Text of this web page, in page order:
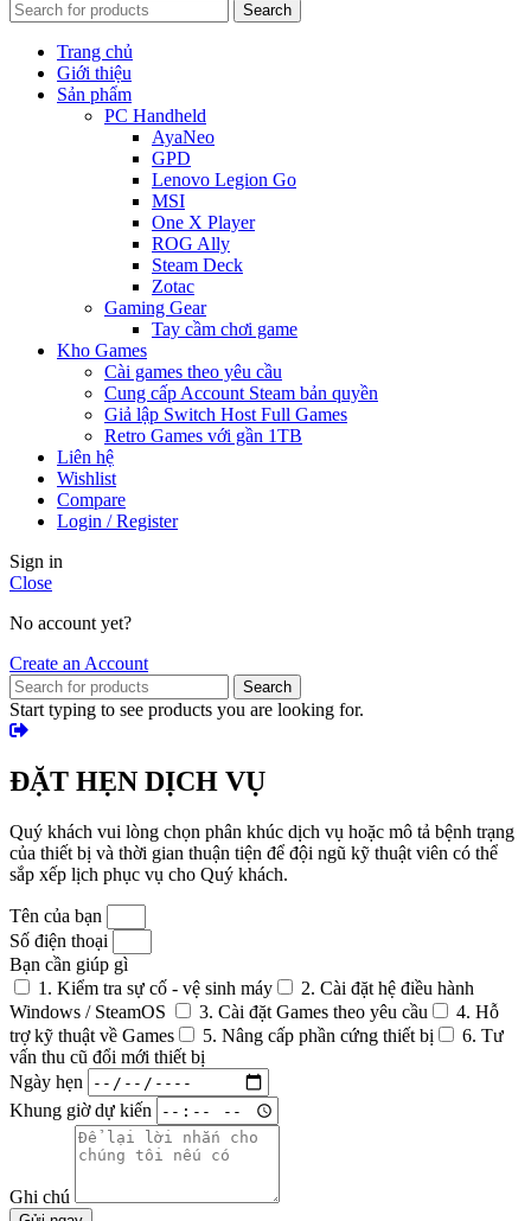
Search
Trang chủ
Giới thiệu
Sản phẩm
PC Handheld
AyaNeo
GPD
Lenovo Legion Go
MSI
One X Player
ROG Ally
Steam Deck
Zotac
Gaming Gear
Tay cầm chơi game
Kho Games
Cài games theo yêu cầu
Cung cấp Account Steam bản quyền
Giả lập Switch Host Full Games
Retro Games với gần 1TB
Liên hệ
Wishlist
Compare
Login / Register
Sign in
Close
No account yet?
Create an Account
Search
Start typing to see products you are looking for.
ĐẶT HẸN DỊCH VỤ
Quý khách vui lòng chọn phân khúc dịch vụ hoặc mô tả bệnh trạng
của thiết bị và thời gian thuận tiện để đội ngũ kỹ thuật viên có thể
sắp xếp lịch phục vụ cho Quý khách.
Tên của bạn
Số điện thoại
Bạn cần giúp gì
1. Kiểm tra sự cố - vệ sinh máy
2. Cài đặt hệ điều hành
Windows / SteamOS
3. Cài đặt Games theo yêu cầu
4. Hỗ
trợ kỹ thuật về Games
5. Nâng cấp phần cứng thiết bị
6. Tư
vấn thu cũ đổi mới thiết bị
Ngày hẹn
Khung giờ dự kiến
Ghi chú